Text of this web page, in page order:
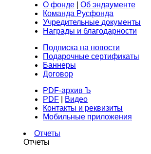
О фонде
Об эндаументе
Команда Русфонда
Учредительные документы
Награды и благодарности
Подписка на новости
Подарочные сертификаты
Баннеры
Договор
PDF-архив Ъ
PDF
Видео
Контакты и реквизиты
Мобильные приложения
Отчеты
Отчеты